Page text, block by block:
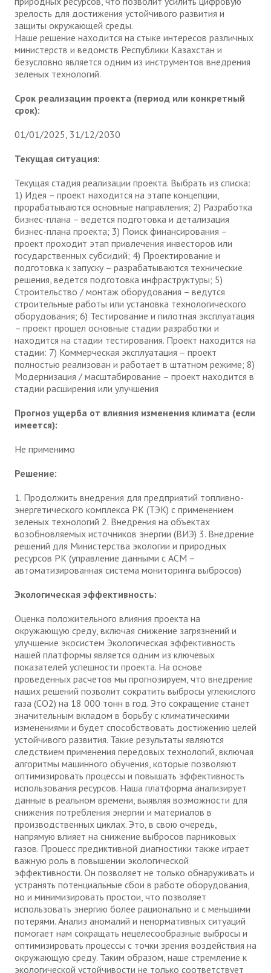
зрелость для достижения устойчивого развития и
защиты окружающей среды.
Наше решение находится на стыке интересов различных
министерств и ведомств Республики Казахстан и
безусловно является одним из инструментов внедрения
зеленых технологий.
Срок реализации проекта (период или конкретный
срок):
01/01/2025, 31/12/2030
Текущая ситуация:
Текущая стадия реализации проекта. Выбрать из списка:
1) Идея – проект находится на этапе концепции,
прорабатываются основные направления; 2) Разработка
бизнес-плана – ведется подготовка и детализация
бизнес-плана проекта; 3) Поиск финансирования –
проект проходит этап привлечения инвесторов или
государственных субсидий; 4) Проектирование и
подготовка к запуску – разрабатываются технические
решения, ведется подготовка инфраструктуры; 5)
Строительство / монтаж оборудования – ведутся
строительные работы или установка технологического
оборудования; 6) Тестирование и пилотная эксплуатация
– проект прошел основные стадии разработки и
находится на стадии тестирования. Проект находится на
стадии: 7) Коммерческая эксплуатация – проект
полностью реализован и работает в штатном режиме; 8)
Модернизация / масштабирование – проект находится в
стадии расширения или улучшения
Прогноз ущерба от влияния изменения климата (если
имеется):
Не применимо
Решение:
1. Продолжить внедрения для предприятий топливно-
энергетического комплекса РК (ТЭК) с применением
зеленых технологий 2. Внедрения на объектах
возобновляемых источников энергии (ВИЭ) 3. Внедрение
решений для Министерства экологии и природных
ресурсов РК (управление данными с АСМ –
автоматизированная система мониторинга выбросов)
Экологическая эффективность:
Оценка положительного влияния проекта на
окружающую среду, включая снижение загрязнений и
улучшение экосистем Экологическая эффективность
нашей платформы является одним из ключевых
показателей успешности проекта. На основе
проведенных расчетов мы прогнозируем, что внедрение
наших решений позволит сократить выбросы углекислого
газа (CO2) на 18 000 тонн в год. Это сокращение станет
значительным вкладом в борьбу с климатическими
изменениями и будет способствовать достижению целей
устойчивого развития. Такие результаты являются
следствием применения передовых технологий, включая
алгоритмы машинного обучения, которые позволяют
оптимизировать процессы и повышать эффективность
использования ресурсов. Наша платформа анализирует
данные в реальном времени, выявляя возможности для
снижения потребления энергии и материалов в
производственных циклах. Это, в свою очередь,
напрямую влияет на снижение выбросов парниковых
газов. Процесс предиктивной диагностики также играет
важную роль в повышении экологической
эффективности. Он позволяет не только обнаруживать и
устранять потенциальные сбои в работе оборудования,
но и минимизировать простои, что позволяет
использовать энергию более рационально и с меньшими
потерями. Анализ аномалий и ненормативных ситуаций
помогает нам сокращать нецелесообразные выбросы и
оптимизировать процессы с точки зрения воздействия на
окружающую среду. Таким образом, наше стремление к
экологической устойчивости не только соответствует